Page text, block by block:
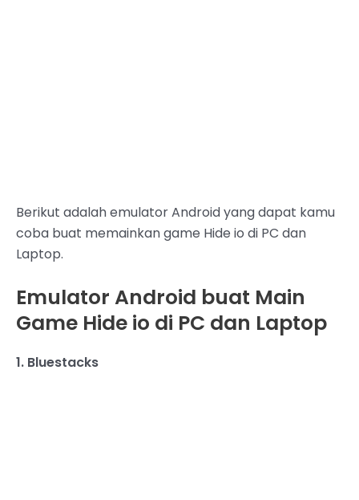
Berikut adalah emulator Android yang dapat kamu
coba buat memainkan game Hide io di PC dan
Laptop.
Emulator Android buat Main
Game Hide io di PC dan Laptop
1. Bluestacks